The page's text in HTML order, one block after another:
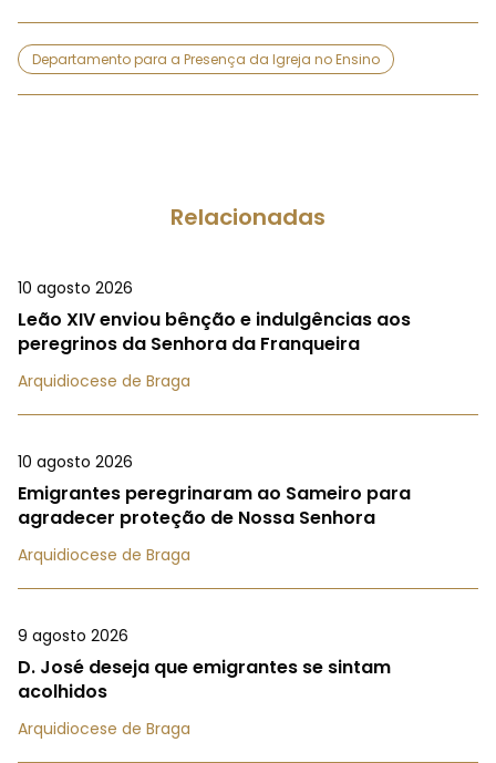
Departamento para a Presença da Igreja no Ensino
Relacionadas
10 agosto 2026
Leão XIV enviou bênção e indulgências aos
peregrinos da Senhora da Franqueira
Arquidiocese de Braga
10 agosto 2026
Emigrantes peregrinaram ao Sameiro para
agradecer proteção de Nossa Senhora
Arquidiocese de Braga
9 agosto 2026
D. José deseja que emigrantes se sintam
acolhidos
Arquidiocese de Braga